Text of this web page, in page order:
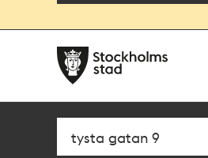
navigationen
huvudinnehållet
Sök